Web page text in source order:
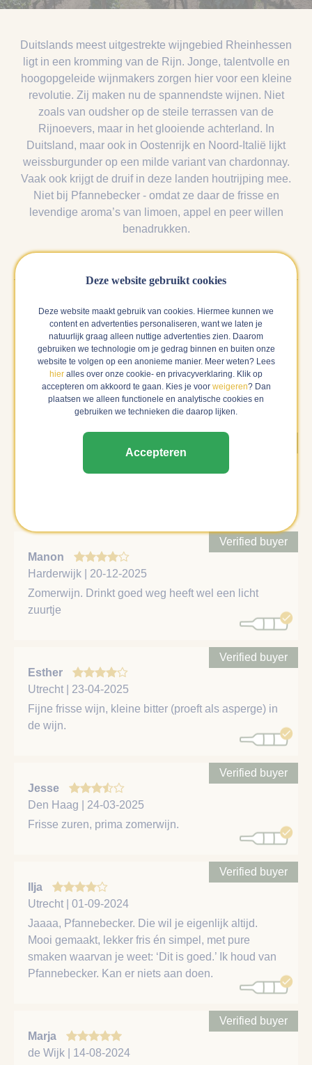
Duitslands meest uitgestrekte wijngebied Rheinhessen
ligt in een kromming van de Rijn. Jonge, talentvolle en
hoogopgeleide wijnmakers zorgen hier voor een kleine
revolutie. Zij maken nu de spannendste wijnen. Niet
zoals van oudsher op de steile terrassen van de
Rijnoevers, maar in het glooiende achterland. In
Duitsland, maar ook in Oostenrijk en Noord-Italië lijkt
weissburgunder op een milde variant van chardonnay.
Vaak ook krijgt de druif in deze landen houtrijping mee.
Niet bij Pfannebecker - omdat ze daar de frisse en
levendige aroma’s van limoen, appel en peer willen
benadrukken.
Reviews van anderen
Hieronder vind je alle reviews over deze wijn. Als wij
zeker weten dat een review gedaan is door een verfied
buyer, dan laten wij deze als eerste zien en zwaarder
meewegen in het gemiddelde cijfer.
Monster | 26-07-2026
Manon
Harderwijk | 20-12-2025
Verified buyer
Zomerwijn. Drinkt goed weg heeft wel een licht
zuurtje
Esther
Utrecht | 23-04-2025
Verified buyer
Fijne frisse wijn, kleine bitter (proeft als asperge) in
de wijn.
Jesse
Den Haag | 24-03-2025
Verified buyer
Frisse zuren, prima zomerwijn.
Ilja
Utrecht | 01-09-2024
Verified buyer
Jaaaa, Pfannebecker. Die wil je eigenlijk altijd.
Mooi gemaakt, lekker fris én simpel, met pure
smaken waarvan je weet: ‘Dit is goed.’ Ik houd van
Pfannebecker. Kan er niets aan doen.
Marja
de Wijk | 14-08-2024
Verified buyer
Deze website gebruikt cookies
Deze website maakt gebruik van cookies. Hiermee kunnen we
content en advertenties personaliseren, want we laten je
natuurlijk graag alleen nuttige advertenties zien. Daarom
gebruiken we technologie om je gedrag binnen en buiten onze
website te volgen op een anonieme manier. Meer weten? Lees
hier alles over onze cookie- en privacyverklaring. Klik op
accepteren om akkoord te gaan. Kies je voor weigeren? Dan
plaatsen we alleen functionele en analytische cookies en
gebruiken we technieken die daarop lijken.
Accepteren